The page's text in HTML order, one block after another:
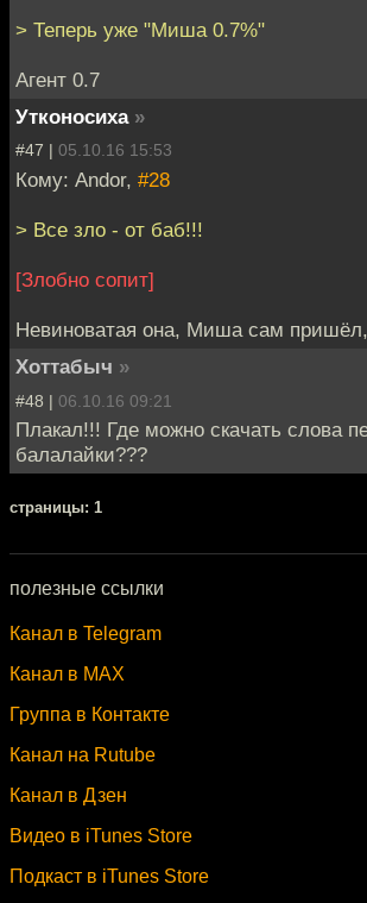
> Теперь уже "Миша 0.7%"
Агент 0.7
Утконосиха »
#47 | 05.10.16 15:53
Кому: Andor, #28
> Все зло - от баб!!!
[Злобно сопит]
Невиноватая она, Миша сам
Хоттабыч »
#48 | 06.10.16 09:21
Плакал!!! Где можно скачать слова
балалайки???
cтраницы: 1
полезные ссылки
Канал в Telegram
Канал в MAX
Группа в Контакте
Канал на Rutube
Канал в Дзен
Видео в iTunes Store
Подкаст в iTunes Store